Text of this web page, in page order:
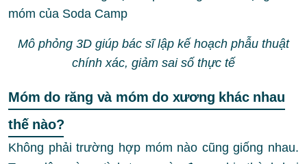
Mô phỏng 3D giúp bác sĩ lập kế hoạch phẫu thuật
chính xác, giảm sai số thực tế
Móm do răng và móm do xương khác nhau
thế nào?
Không phải trường hợp móm nào cũng giống nhau.